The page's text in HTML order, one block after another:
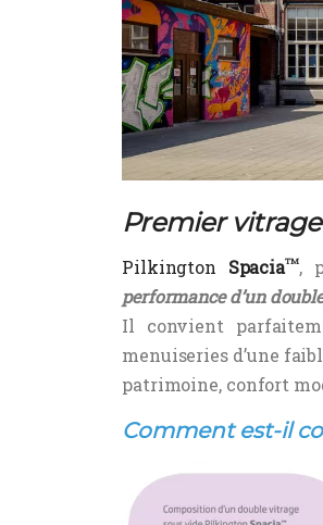
Premier
Pilkington SpaciaTM,
performance d’un
Il convient
menuiseries d’une
patrimoine, confort
Comment est-il